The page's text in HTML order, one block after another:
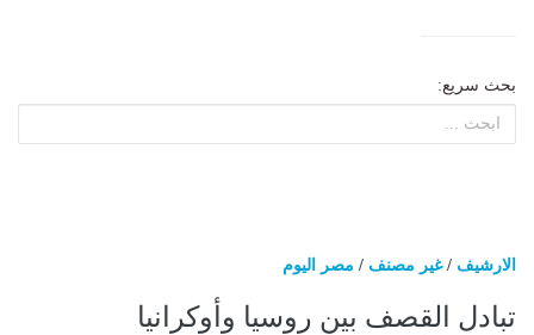
بحث سريع:
الارشيف /غير مصنف / مصر اليوم
تبادل القصف بين روسيا وأوكرانيا